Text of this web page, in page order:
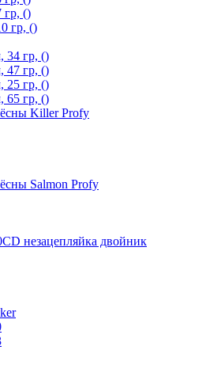
гр, ()
гр, ()
34 гр, ()
47 гр, ()
25 гр, ()
65 гр, ()
Killer Profy
Salmon Profy
незацепляйка двойник